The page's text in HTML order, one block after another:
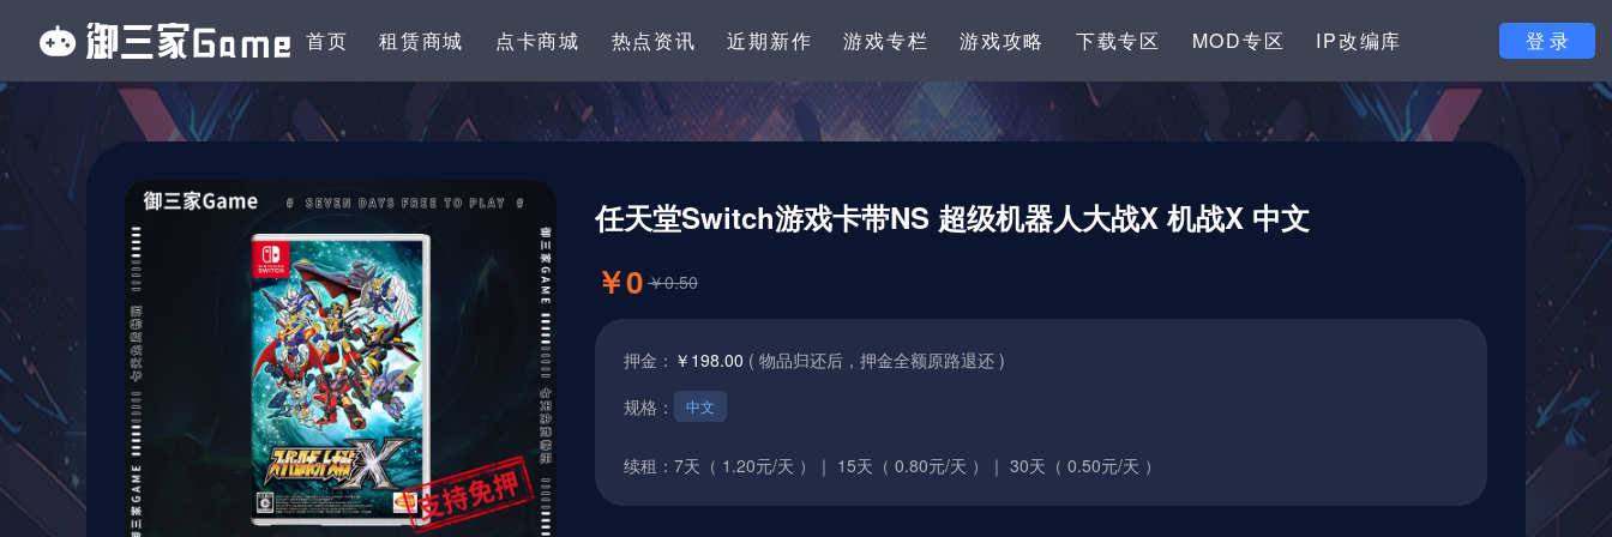
首页 租赁商城 点卡商城 热点资讯 近期新作 游戏专栏 游戏攻略 下载专区 MOD专区 IP改编库 登 录
任天堂Switch游戏卡带NS 超级机器人大战X 机战X 中文
￥0 ￥0.50
押金： ￥198.00 ( 物品归还后，押金全额原路退还 )
规格：
中文
续租： 7天（ 1.20元/天 ）｜ 15天（ 0.80元/天 ）｜ 30天（ 0.50元/天 ）